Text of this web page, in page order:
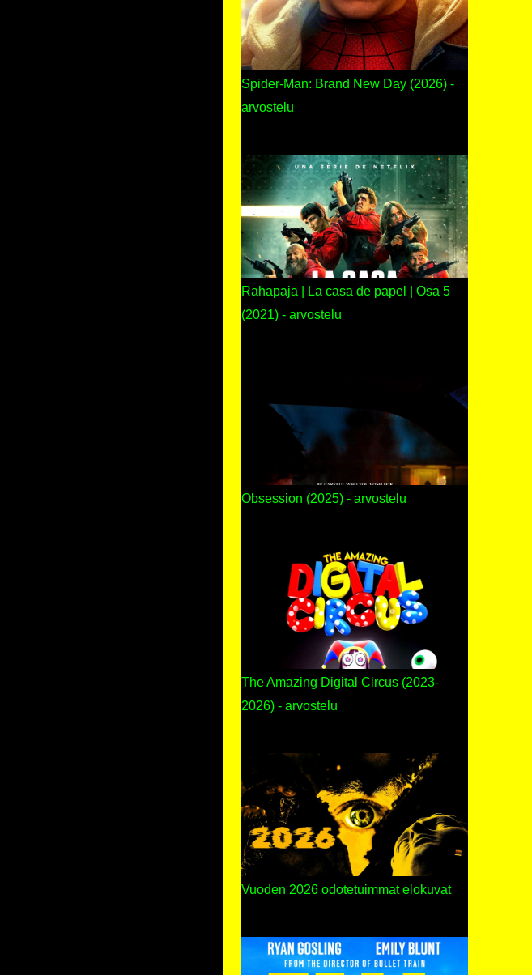
Spider-Man: Brand New Day (2026) -
arvostelu
Rahapaja | La casa de papel | Osa 5
(2021) - arvostelu
Obsession (2025) - arvostelu
The Amazing Digital Circus (2023-
2026) - arvostelu
Vuoden 2026 odotetuimmat elokuvat